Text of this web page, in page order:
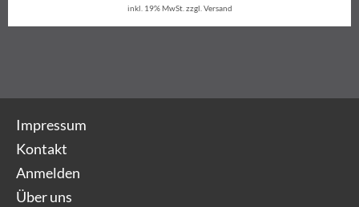
inkl. 19% MwSt. zzgl. Versand
Impressum
Kontakt
Anmelden
Über uns